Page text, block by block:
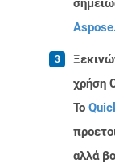
χρήση
Το
αλλά